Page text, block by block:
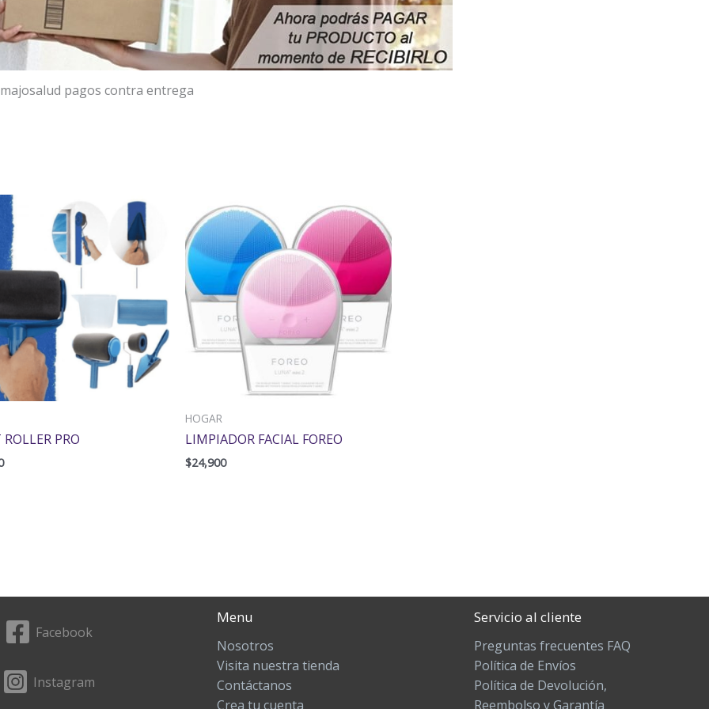
majosalud pagos contra entrega
PRO
HOGAR
LIMPIADOR FACIAL FOREO
$24,900
Facebook
Instagram
Menu
Nosotros
Visita nuestra tienda
Contáctanos
Crea tu cuenta
Servicio al cliente
Preguntas frecuentes FAQ
Política de Envíos
Política de Devolución,
Reembolso y Garantía